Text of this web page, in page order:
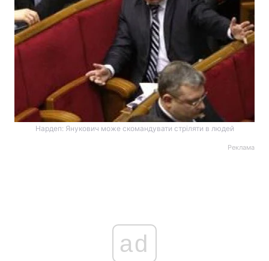
Нардеп: Янукович може скомандувати стріляти в людей
Реклама
ad